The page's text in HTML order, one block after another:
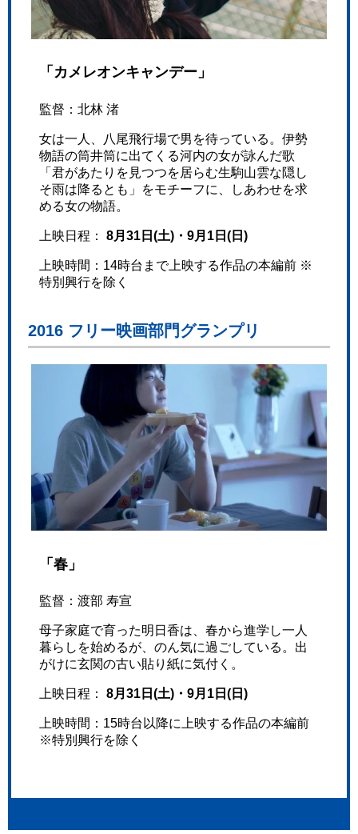
「カメレオンキャンデー」
監督：北林 渚
女は一人、八尾飛行場で男を待っている。伊勢
物語の筒井筒に出てくる河内の女が詠んだ歌
「君があたりを見つつを居らむ生駒山雲な隠し
そ雨は降るとも」をモチーフに、しあわせを求
める女の物語。
上映日程： 8月31日(土)・9月1日(日)
上映時間：14時台まで上映する作品の本編前 ※
特別興行を除く
2016 フリー映画部門グランプリ
「春」
監督：渡部 寿宣
母子家庭で育った明日香は、春から進学し一人
暮らしを始めるが、のん気に過ごしている。出
がけに玄関の古い貼り紙に気付く。
上映日程： 8月31日(土)・9月1日(日)
上映時間：15時台以降に上映する作品の本編前
※特別興行を除く